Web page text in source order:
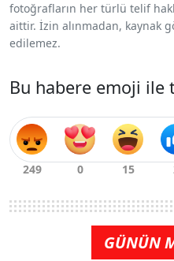
fotoğrafların her türlü telif
aittir. İzin alınmadan, kaynak
edilemez.
Bu habere emoji ile
GÜNÜN